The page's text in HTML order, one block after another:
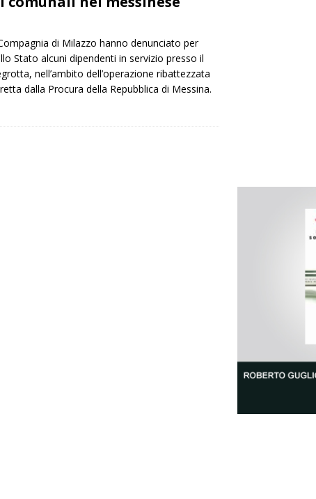
di Milazzo hanno denunciato per
Stato alcuni dipendenti in servizio presso il
nell’ambito dell’operazione ribattezzata
dalla Procura della Repubblica di Messina.